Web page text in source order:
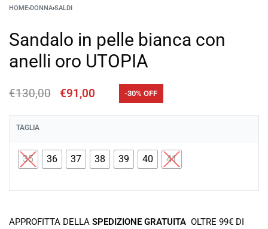
HOME›DONNA›SALDI
Sandalo in pelle bianca con
anelli oro UTOPIA
€130,00 €91,00 -30% OFF
TAGLIA
35 36 37 38 39 40 41
APPROFITTA DELLA SPEDIZIONE GRATUITA OLTRE 99€ DI